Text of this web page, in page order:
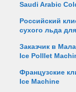
Saudi Arabic
Российский
сухого льда
Заказчик в
Ice Polllet
Французские
Ice Machine